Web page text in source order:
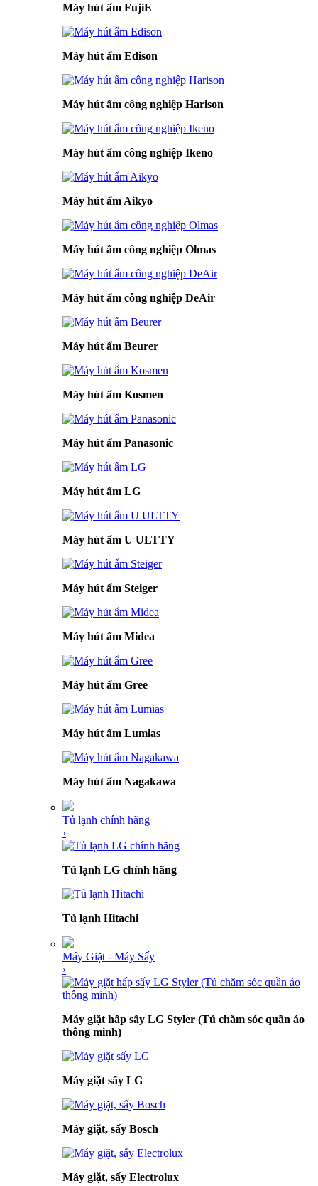
Máy hút ẩm FujiE
Máy hút ẩm Edison
Máy hút ẩm công nghiệp Harison
Máy hút ẩm công nghiệp Ikeno
Máy hút ẩm Aikyo
Máy hút ẩm công nghiệp Olmas
Máy hút ẩm công nghiệp DeAir
Máy hút ẩm Beurer
Máy hút ẩm Kosmen
Máy hút ẩm Panasonic
Máy hút ẩm LG
Máy hút ẩm U ULTTY
Máy hút ẩm Steiger
Máy hút ẩm Midea
Máy hút ẩm Gree
Máy hút ẩm Lumias
Máy hút ẩm Nagakawa
Tủ lạnh chính hãng
›
Tủ lạnh LG chính hãng
Tủ lạnh Hitachi
Máy Giặt - Máy Sấy
›
Máy giặt hấp sấy LG Styler (Tủ chăm sóc quần áo
thông minh)
Máy giặt sấy LG
Máy giặt, sấy Bosch
Máy giặt, sấy Electrolux